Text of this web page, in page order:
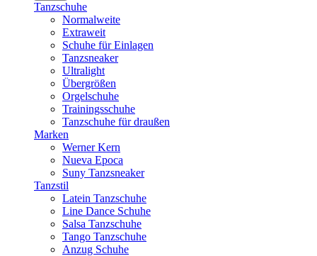
Tanzschuhe
Normalweite
Extraweit
Schuhe für Einlagen
Tanzsneaker
Ultralight
Übergrößen
Orgelschuhe
Trainingsschuhe
Tanzschuhe für draußen
Marken
Werner Kern
Nueva Epoca
Suny Tanzsneaker
Tanzstil
Latein Tanzschuhe
Line Dance Schuhe
Salsa Tanzschuhe
Tango Tanzschuhe
Anzug Schuhe